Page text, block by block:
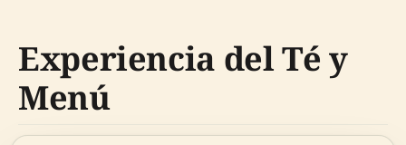
Experiencia del Té y
Menú